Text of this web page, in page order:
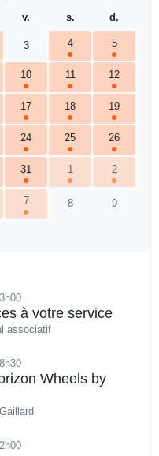
v. s. d.
3 4 5
10 11 12
17 18 19
24 25 26
31 1 2
7 8 9
à votre service
associatif
Wheels by